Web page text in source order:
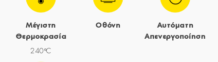
Μέγιστη
Θερμοκρασία
240ºC
Οθόνη
Αυτόματη
Απενεργοποίηση